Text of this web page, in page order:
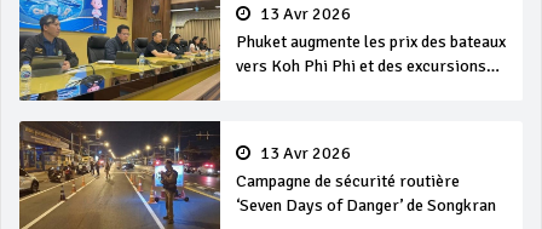
13 Avr 2026
Phuket augmente les prix des bateaux
vers Koh Phi Phi et des excursions
13 Avr 2026
Campagne de sécurité routière
‘Seven Days of Danger’ de Songkran